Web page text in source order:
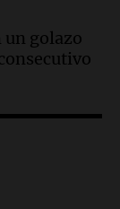
hasta
un golazo